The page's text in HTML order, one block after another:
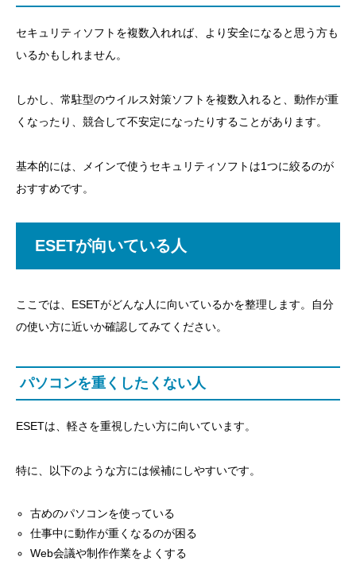
セキュリティソフトを複数入れれば、より安全になると思う方も
いるかもしれません。
しかし、常駐型のウイルス対策ソフトを複数入れると、動作が重
くなったり、競合して不安定になったりすることがあります。
基本的には、メインで使うセキュリティソフトは1つに絞るのが
おすすめです。
ESETが向いている人
ここでは、ESETがどんな人に向いているかを整理します。自分
の使い方に近いか確認してみてください。
パソコンを重くしたくない人
ESETは、軽さを重視したい方に向いています。
特に、以下のような方には候補にしやすいです。
古めのパソコンを使っている
仕事中に動作が重くなるのが困る
Web会議や制作作業をよくする